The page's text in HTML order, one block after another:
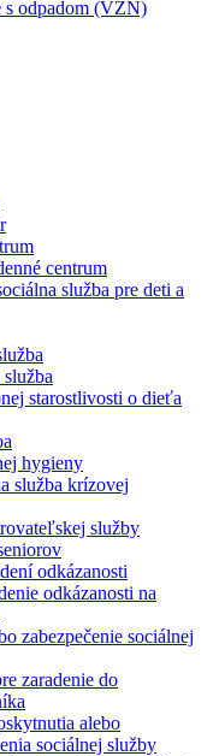
s odpadom (VZN)
centrum
služba pre deti a
starostlivosti o dieťa
hygieny
služba krízovej
služby
odkázanosti
odkázanosti na
zabezpečenie sociálnej
zaradenie do
alebo
sociálnej služby